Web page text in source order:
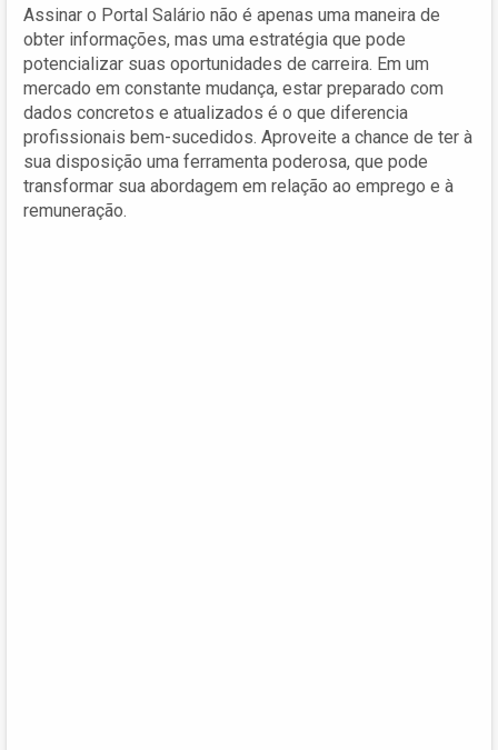
Assinar o Portal Salário não é apenas uma maneira de
obter informações, mas uma estratégia que pode
potencializar suas oportunidades de carreira. Em um
mercado em constante mudança, estar preparado com
dados concretos e atualizados é o que diferencia
profissionais bem-sucedidos. Aproveite a chance de ter à
sua disposição uma ferramenta poderosa, que pode
transformar sua abordagem em relação ao emprego e à
remuneração.